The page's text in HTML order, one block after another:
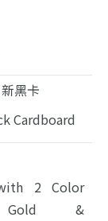
黑卡
Cardboard
2 Color
Gold &